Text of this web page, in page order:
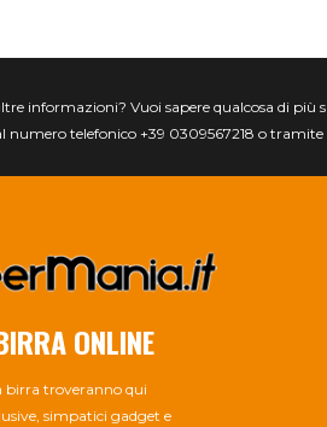
informazioni? Vuoi sapere qualcosa di più
numero telefonico +39 0309567218 o
ONLINE
birra troveranno qui
simpatici gadget e